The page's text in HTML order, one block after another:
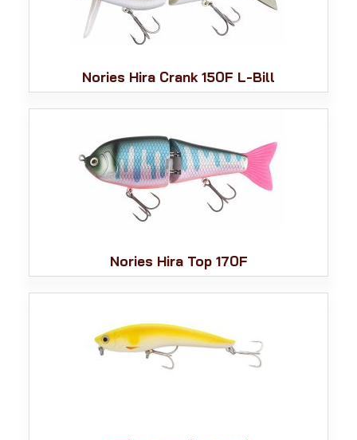
Nories Hira Crank 150F L-Bill
Nories Hira Top 170F